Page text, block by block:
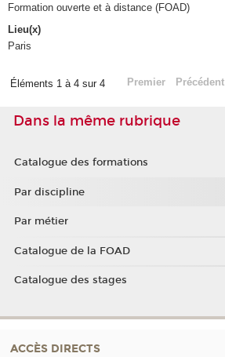
Formation ouverte et à distance (FOAD)
Lieu(x)
Paris
Éléments 1 à 4 sur 4 Premier Précédent
Dans la même rubrique
Catalogue des formations
Par discipline
Par métier
Catalogue de la FOAD
Catalogue des stages
ACCÈS DIRECTS